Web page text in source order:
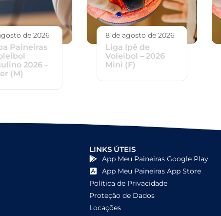
de 2026
Paineiras
2026 –
(M)
8 de agosto de 2026
Liga Ipê de
Voleibol – 2026
Mini (F)
LINKS ÚTEIS
App Meu Paineiras Google Play
App Meu Paineiras App Store
Política de Privacidade
Proteção de Dados
Locações